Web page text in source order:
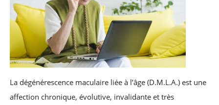
La dégénérescence maculaire liée à l’âge (D.M.L.A.) est une
affection chronique, évolutive, invalidante et très